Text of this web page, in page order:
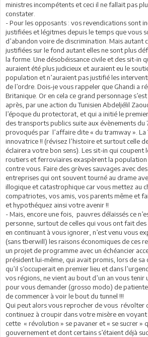
ministres incompétents et ceci il ne fallait pas
constater.
- Pour les opposants : vos revendications sont
justifiées et légitmes depuis le temps que vous
d’abandon voire de discrimination. Mais autant
justifiées sur le fond autant elles ne sont plus
la forme. Une désobéissance civile et des sit-in
auraient été plus judicieux et auraient eu le
population et n’auraient pas justifié les
de l’ordre. Dois-je vous rappeler que Ghandi a
Britanique. Or en cela ce grand personnage
après, par une action du Tunisien Abdeljélil
l’époque du protectorat, et qui a initié le
des transports publics suite aux évènements du
provoqués par l’affaire dite « du tramway ». La
innovatrice !! (révisez l’histoire et surtout celle
éclairera votre bon sens). Les sit-in qui coupent
routiers et ferroviaires exaspèrent la
contre vous. Faire des grèves sauvages avec
entreprises qui ont souvent tourné au drame
illogique et catastrophique car vous mettez au
compatriotes, vos amis, vos parents même et
et hypothéquez ainsi votre avenir !!
- Mais, encore une fois, pauvres délaissés ce
personne, surtout de celles qui vous ont fait des
en continuant à vous ignorer, n’est venu vous
(sans tberwill) les raisons économiques de ces
un projet de programme avec un échéancier
président lui-même, qui avait promis, lors de sa
qu’il s’occuperait en premier lieu et dans
vos régions, ne vient au bout d’un an vous tenir
pour vous demander (grosso modo) de
de commencer à voir le bout du tunnel !!!
Qui peut alors vous reprocher de vous révolter
continuez à croupir dans votre misère en
cette « révolution » se pavaner et « se sucrer »
gouvernement et dont certains s’étaient déjà